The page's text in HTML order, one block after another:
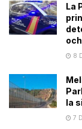
La
8
la
7